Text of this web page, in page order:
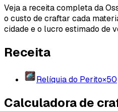
Veja a receita completa da
o custo de craftar cada
cidade e o lucro estimado de
Receita
Relíquia do Perito×50
Calculadora de